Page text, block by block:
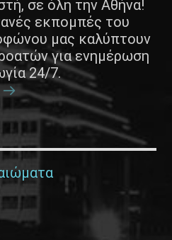
σε όλη την Αθήνα!
εκπομπές του
μας καλύπτουν
για ενημέρωση
24/7.